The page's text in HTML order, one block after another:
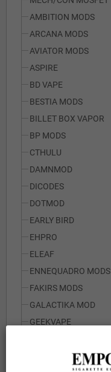
AMBITION MODS
ARCANA MODS
AVIATOR MODS
ASPIRE
BD VAPE
BESTIA MODS
BILLET BOX VAPOR
BP MODS
CTHULU
DAMNMOD
DICODES
DOTMOD
EARLY BIRD
EHPRO
ELEAF
ENNEQUADRO MODS
FAKIRS MODS
GALACTIKA MOD
GEEKVAPE